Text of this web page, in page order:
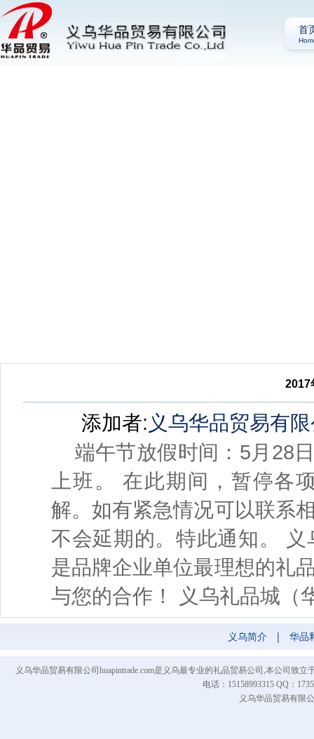
首
2017
添加者: 义乌华品贸易有
端午节放假时间：5月28
上班。 在此期间，暂停各
解。如有紧急情况可以联系
不会延期的。特此通知。
是品牌企业单位最理想的礼
与您的合作！ 义乌礼品城（
义乌简介 | 华品
义乌华品贸易有限公司huapintrade.com是义乌最专业的礼品贸易公司,本公司致
电话：15158993315 QQ：
义乌华品贸易有限